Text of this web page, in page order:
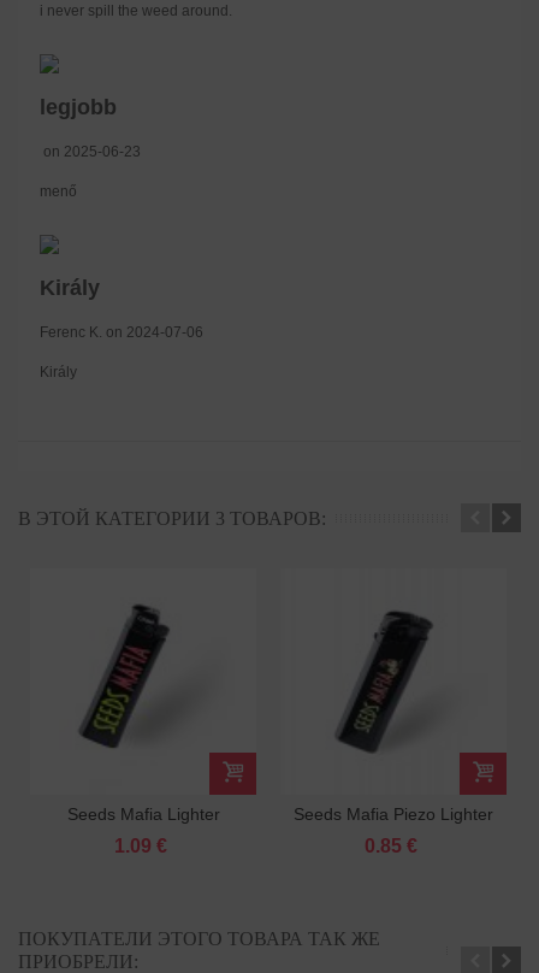
i never spill the weed around.
legjobb
on 2025-06-23
menő
Király
Ferenc K. on 2024-07-06
Király
В ЭТОЙ КАТЕГОРИИ 3 ТОВАРОВ:
Seeds Mafia Lighter
1.09 €
Seeds Mafia Piezo Lighter
0.85 €
ПОКУПАТЕЛИ ЭТОГО ТОВАРА ТАК ЖЕ
ПРИОБРЕЛИ: